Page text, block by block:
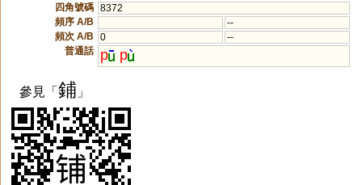
四角號碼 8372
頻序 A/B
--
頻次 A/B
0
--
普通話
p p
參見「鋪 」